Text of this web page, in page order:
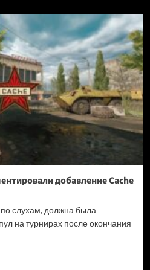
добавление Cache
слухам, должна была
на турнирах после окончания